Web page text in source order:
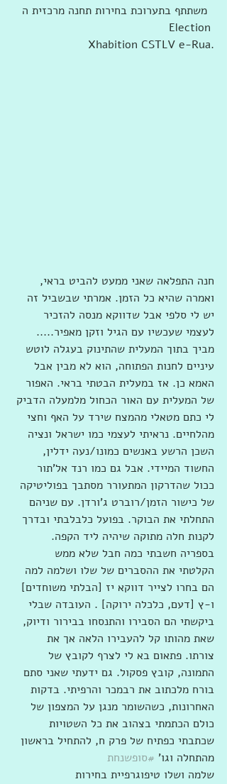
Election
Xhabition CSTLV e-Rua‏.
חנה התפלאה שאני ממעט להביט בראי,
ואמרה שהיא כל הזמן. אמרתי שבשביל זה
יש לי סלפי אבל שדווקא מנסה להזכיר
לעצמי שעכשיו עם הגיל וזקן מאפיר.....
מביך בתוך המעלית שהתינוק בעגלה לוטש
עיניים לחנות הפתוחה, הוא לא מבין אבל
האמא כן. אז במעלית הבטתי בראי. האפור
של המעלית עם האור הכחול מלמעלה הדביק
לי כתם מטאלי מהמצח שירד על האף וחצי
מהלחיים. נראיתי לעצמי כמו ישראל ונציה
השכן הרשע באנשים כמונו/נעה ידלין,
החשוד המיידי. אבל גם כמו רנד אל'תור
ככול שהדרקון המתעורר מסתבך בפוליטיקה
של כישור הזמן/רוברט ג'ורדן. עם שניהם
התחלתי את הבוקר. בפועל כלבלבתי ובדרך
לקנות חלה מתוקה שיהיה ליד הקפה.
בספריה חשבתי כמה חבל שלא ממש
הקלטתי את ההסברים של שלו ושלמה למה
הם בחרו לצייר דווקא יז [הבלתי משוחדים]
ו-ץ [דעם, כלכלה ירוקה] . העובדה שבלי
ביקשתי הם הסבירו והתנסחו בבירור ודיוק,
שאת מהותו קל להעבירו הלאה אך את
צורתו. פתאום בא לי לצרף לקובץ של
התמונה, קובץ פסקול. גם ידעתי שאני סתם
בורח מלכתוב את רבמכר והרפיתי. בדקות
האחרונות, כשהשומר מנגן על המצפון של
כולם הכתמתי בצהוב את כל השטויות
שכתבתי כפתיח של פרק ח, להתחיל בראשון
מהתחלה וגו' #סופשנחת
שלמה ושלו טיפוגרפיית בחירות